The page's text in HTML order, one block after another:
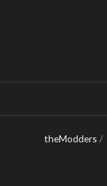
theModders /